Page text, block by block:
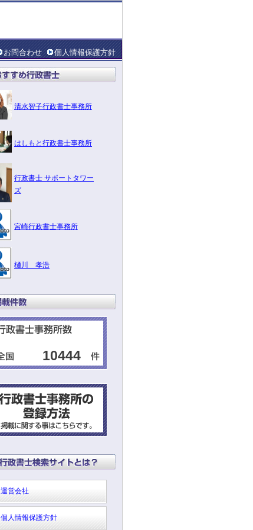
お問合わせ 個人情報保護方針
清水智子行政書士事務所
はしもと行政書士事務所
行政書士 サポートタワー
ズ
宮崎行政書士事務所
樋川 孝浩
10444
運営会社
個人情報保護方針